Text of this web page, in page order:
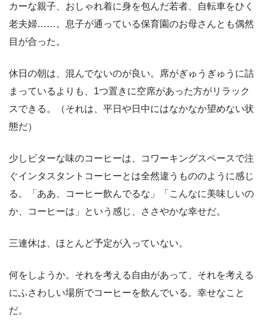
カーな親子、おしゃれ着に身を包んだ若者、自転車をひく
老夫婦……。息子が通っている保育園のお母さんとも偶然
目が合った。
休日の朝は、混んでないのが良い。席がぎゅうぎゅうに詰
まっているよりも、1つ置きに空席があった方がリラック
スできる。（それは、平日や日中にはなかなか望めない状
態だ）
少しビターな味のコーヒーは、コワーキングスペースで注
ぐインタスタントコーヒーとは全然違うもののように感じ
る。「ああ、コーヒー飲んでるな」「こんなに美味しいの
か、コーヒーは」という感じ、ささやかな幸せだ。
三連休は、ほとんど予定が入っていない。
何をしようか。それを考える自由があって、それを考える
にふさわしい場所でコーヒーを飲んでいる。幸せなこと
だ。